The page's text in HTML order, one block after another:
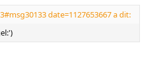
date=1127653667 a dit: